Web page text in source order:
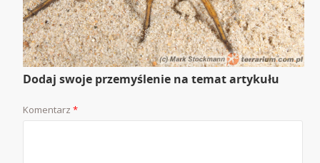
Dodaj swoje przemyślenie na temat artykułu
Komentarz*